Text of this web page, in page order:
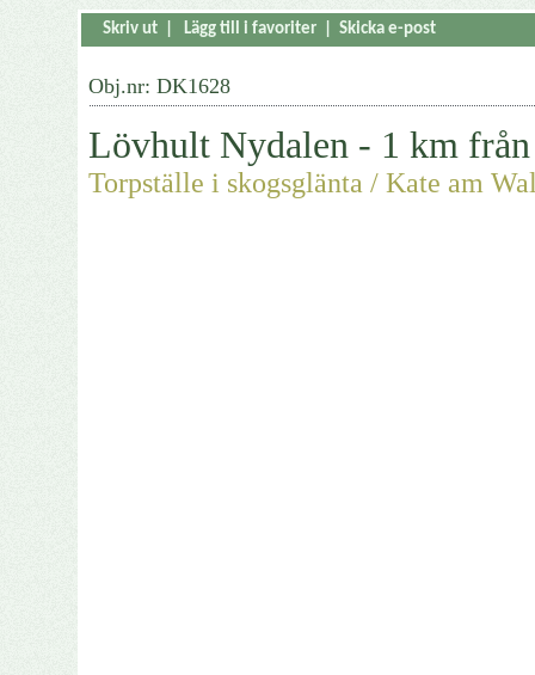
Skriv ut Lägg till i favoriter Skicka e-post
Obj.nr: DK1628
Lövhult Nydalen - 1 km
Torpställe i skogsglänta / Kate am